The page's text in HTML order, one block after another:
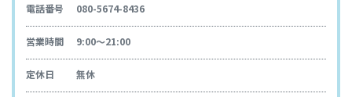
電話番号 080-5674-8436
営業時間 9:00～21:00
定休日 無休